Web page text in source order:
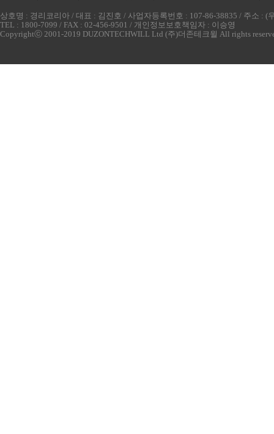
상호명 : 경리코리아 / 대표 : 김진호 / 사업자등록번호 : 107-86-38835 / 주소 :
TEL : 1800-7099 / FAX : 02-456-9501 / 개인정보보호책임자 : 이승영
Copyrightⓒ 2001-2019 DUZONTECHWILL Ltd (주)더존테크윌 All rights